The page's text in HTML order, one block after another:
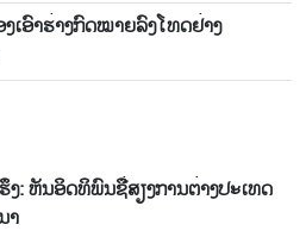
ເອົາຮ່າງກົດໝາຍລົງໂທດຢ່າງ
: ຫັນອິດທິພົນຊື່ສຽງການຕ່າງປະເທດ
າ